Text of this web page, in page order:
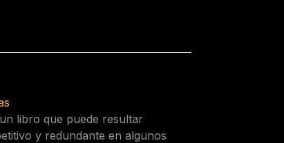
libro que puede resultar
y redundante en algunos